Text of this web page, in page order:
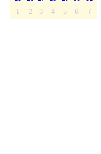
1
2 3 4 5 6 7